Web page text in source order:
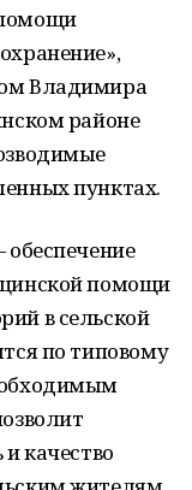
Владимира
районе
пунктах.
помощи
в сельской
по типовому
качество